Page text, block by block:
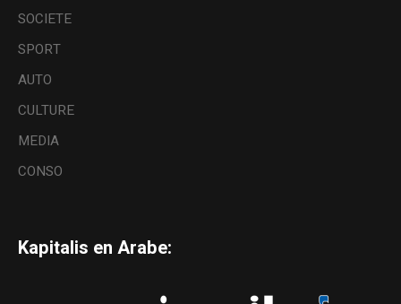
SOCIETE
SPORT
AUTO
CULTURE
MEDIA
CONSO
Kapitalis en Arabe: